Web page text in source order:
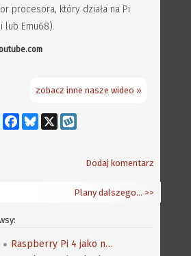
procesora, który działa na Pi
lub Emu68).
zobacz inne nasze wideo »
Messenger
FacebookBluesky
Dodaj komentarz
Plany dalszego sprzętu od Commodore >>
Raspberry Pi 4 jako nowa Amiga NG?